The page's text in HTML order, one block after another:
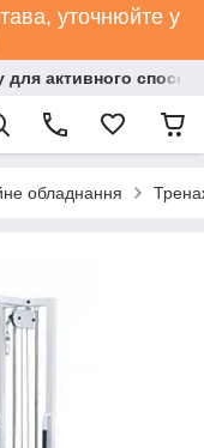
уточнюйте у
для активного
обладнання